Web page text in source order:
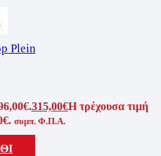
Plein
315,00€Η τρέχουσα τιμή
συμπ. Φ.Π.Α.